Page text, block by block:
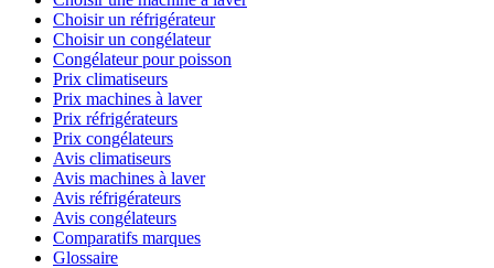
Choisir un réfrigérateur
Choisir un congélateur
Congélateur pour poisson
Prix climatiseurs
Prix machines à laver
Prix réfrigérateurs
Prix congélateurs
Avis climatiseurs
Avis machines à laver
Avis réfrigérateurs
Avis congélateurs
Comparatifs marques
Glossaire